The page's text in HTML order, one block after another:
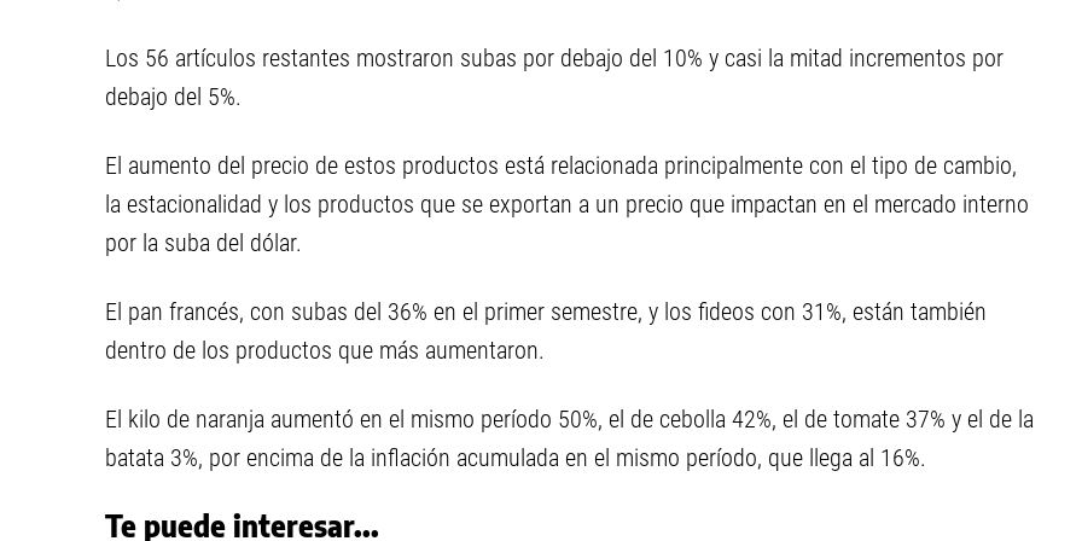
Los 56 artículos restantes mostraron subas por debajo del 10% y casi la mitad incrementos por
debajo del 5%.
El aumento del precio de estos productos está relacionada principalmente con el tipo de cambio,
la estacionalidad y los productos que se exportan a un precio que impactan en el mercado interno
por la suba del dólar.
El pan francés, con subas del 36% en el primer semestre, y los fideos con 31%, están también
dentro de los productos que más aumentaron.
El kilo de naranja aumentó en el mismo período 50%, el de cebolla 42%, el de tomate 37% y el de la
batata 3%, por encima de la inflación acumulada en el mismo período, que llega al 16%.
Te puede interesar...